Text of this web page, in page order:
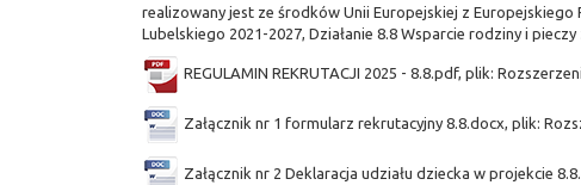
realizowany jest ze środków Unii Europejskiej z
Lubelskiego 2021-2027, Działanie 8.8 Wsparcie rodziny i
REGULAMIN REKRUTACJI 2025 - 8.8.pdf, plik:
Załącznik nr 1 formularz rekrutacyjny 8.8.docx, plik:
Załącznik nr 2 Deklaracja udziału dziecka w projekcie